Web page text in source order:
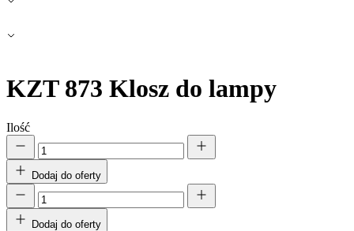
KZT 873 Klosz do lampy
Ilość
Dodaj do oferty
Dodaj do oferty